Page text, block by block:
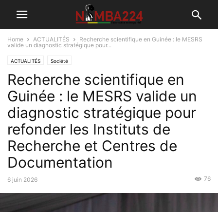
Home ACTUALITÉS
Recherche scientifique en Guinée : le MESRS
valide un diagnostic stratégique pour...
ACTUALITÉS Société
Recherche scientifique en
Guinée : le MESRS valide un
diagnostic stratégique pour
refonder les Instituts de
Recherche et Centres de
Documentation
6 juin 2026 76